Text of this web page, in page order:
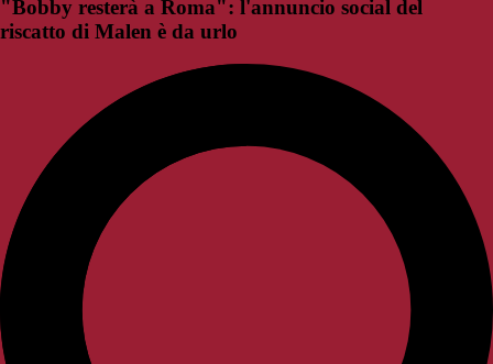
"Bobby resterà a Roma": l'annuncio social del
riscatto di Malen è da urlo